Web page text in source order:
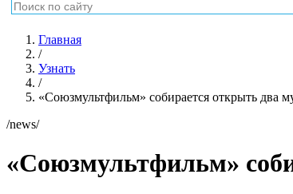
Главная
/
Узнать
/
«Союзмультфильм» собирается открыть два
/news/
«Союзмультфильм»